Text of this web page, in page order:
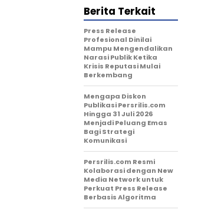
Berita Terkait
Press Release
Profesional Dinilai
Mampu Mengendalikan
Narasi Publik Ketika
Krisis Reputasi Mulai
Berkembang
Mengapa Diskon
Publikasi Persrilis.com
Hingga 31 Juli 2026
Menjadi Peluang Emas
Bagi Strategi
Komunikasi
Persrilis.com Resmi
Kolaborasi dengan New
Media Network untuk
Perkuat Press Release
Berbasis Algoritma